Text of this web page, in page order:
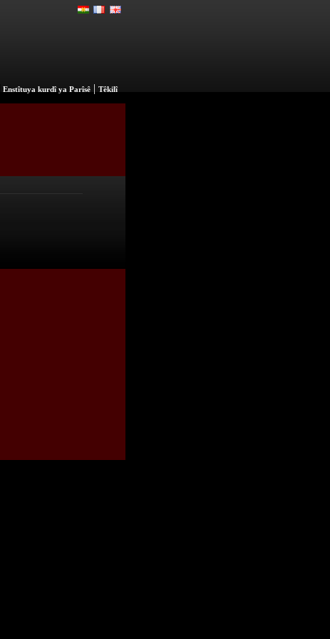
Enstîtuya kurdî ya Parîsê | Têkilî